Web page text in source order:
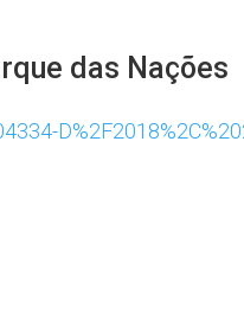
das Nações